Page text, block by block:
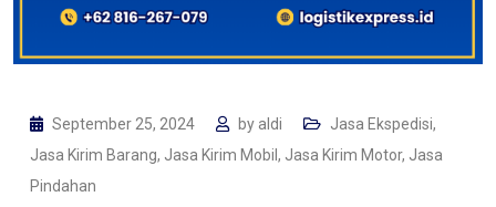
September 25, 2024 by aldi Jasa Ekspedisi,
Jasa Kirim Barang, Jasa Kirim Mobil , Jasa Kirim Motor, Jasa
Pindahan